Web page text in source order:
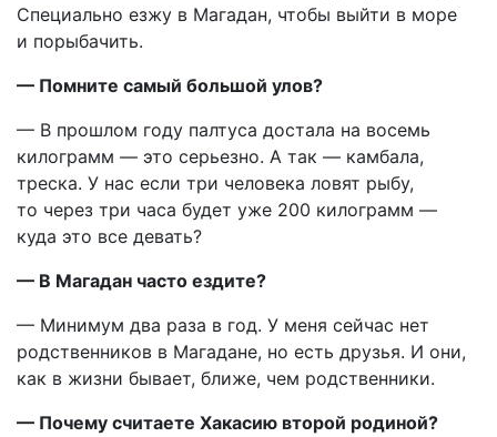
Специально езжу в Магадан, чтобы выйти в море
и порыбачить.
— Помните самый большой улов?
— В прошлом году палтуса достала на восемь
килограмм — это серьезно. А так — камбала,
треска. У нас если три человека ловят рыбу,
то через три часа будет уже 200 килограмм —
куда это все девать?
— В Магадан часто ездите?
— Минимум два раза в год. У меня сейчас нет
родственников в Магадане, но есть друзья. И они,
как в жизни бывает, ближе, чем родственники.
— Почему считаете Хакасию второй родиной?